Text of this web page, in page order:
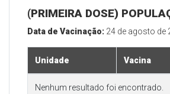
(PRIMEIRA DOSE)
Data de Vacinação: 24 de agosto de
Unidade Vacina
Nenhum resultado foi encontrado.